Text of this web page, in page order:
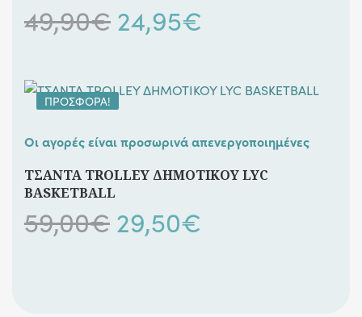
49,90€ Original
was:
49,90€.
24,95€
τιμή
είναι:
24,95€.
ΠΡΟΣΦΟΡΆ!
Οι αγορές είναι προσωρινά απενεργοποιημένες
ΤΣΑΝΤΑ TROLLEY ΔΗΜΟΤΙΚΟΥ LYC
BASKETBALL
59,00€ Original
29,50€